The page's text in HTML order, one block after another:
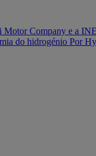
Motor Company e a
do hidrogénio Por